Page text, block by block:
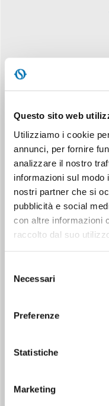
Questo sito web
Utilizziamo i cookie
annunci, per fornire
analizzare il nostro
informazioni sul
nostri partner che si
pubblicità e social
con altre informazioni
raccolto dal suo
delNecessari
Preferenze
Statistiche
Marketing
d’aria viziata dagli
acustico. Ideale per
che
Incrementa il ricambio